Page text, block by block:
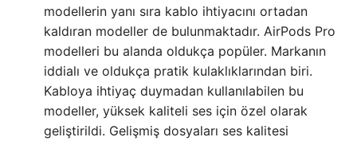
modellerin yanı sıra kablo ihtiyacını ortadan
kaldıran modeller de bulunmaktadır. AirPods Pro
modelleri bu alanda oldukça popüler. Markanın
iddialı ve oldukça pratik kulaklıklarından biri.
Kabloya ihtiyaç duymadan kullanılabilen bu
modeller, yüksek kaliteli ses için özel olarak
geliştirildi. Gelişmiş dosyaları ses kalitesi